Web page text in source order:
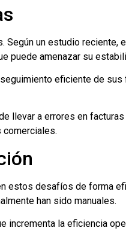
un estudio reciente,
puede amenazar su
eficiente de sus
llevar a errores en
comerciales.
estos desafíos de forma
han sido manuales.
incrementa la eficiencia